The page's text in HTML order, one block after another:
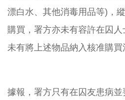
漂白水、其他消毒用品等)，
購買，署方亦未有容許在囚人
未有將上述物品納入核准購買
據報，署方只有在囚友患病